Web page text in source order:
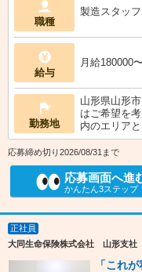
職種
製造スタッ
給与
月給180000
勤務地
山形県山形
はご希望を
内のエリア
応募締め切り2026/08/31まで
応募画面へ進
かんたん3ステップ！
正社員
大同生命保険株式会社 山形支社
「これ